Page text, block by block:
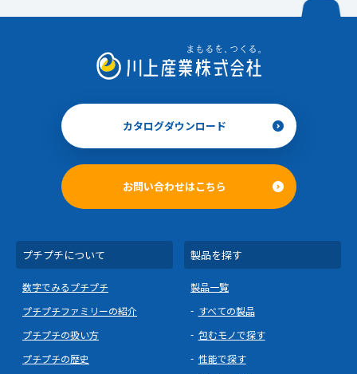
カタログダウンロード
お問い合わせはこちら
プチプチについて
数字でみるプチプチ
プチプチファミリーの紹介
プチプチの扱い方
プチプチの歴史
製品を探す
製品一覧
すべての製品
包むモノで探す
性能で探す